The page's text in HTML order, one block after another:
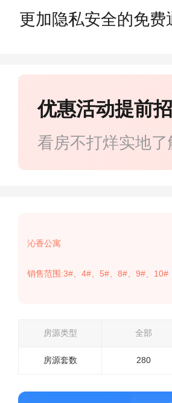
更加隐私安全的免费
看房不打烊实地
优惠活动提前
沁香公寓
销售范围:3#、4#、5#、8#、9#、10#
房源类型 全部
房源套数 280